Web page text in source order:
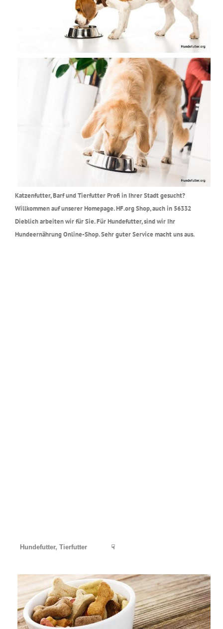
Katzenfutter, Barf und Tierfutter Profi in Ihrer Stadt gesucht?
Willkommen auf unserer Homepage. HF.org Shop, auch in 56332
Dieblich arbeiten wir für Sie. Für Hundefutter, sind wir Ihr
Hundeernährung Online-Shop. Sehr guter Service macht uns aus.
Hundefutter, Tierfutter ☟